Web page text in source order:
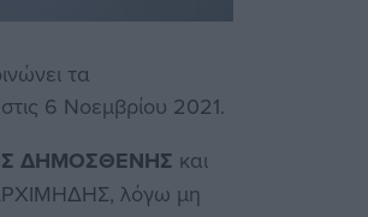
τα
6 Νοεμβρίου 2021.
ΔΗΜΟΣΘΕΝΗΣ και
λόγω μη